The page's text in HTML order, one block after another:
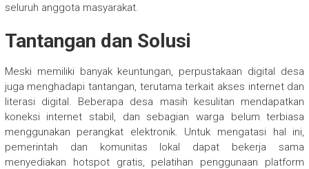
seluruh anggota masyarakat.
Tantangan dan Solusi
Meski memiliki banyak keuntungan, perpustakaan digital desa
juga menghadapi tantangan, terutama terkait akses internet dan
literasi digital. Beberapa desa masih kesulitan mendapatkan
koneksi internet stabil, dan sebagian warga belum terbiasa
menggunakan perangkat elektronik. Untuk mengatasi hal ini,
pemerintah dan komunitas lokal dapat bekerja sama
menyediakan hotspot gratis, pelatihan penggunaan platform